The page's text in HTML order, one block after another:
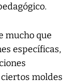
mucho que
específicas,
moldes